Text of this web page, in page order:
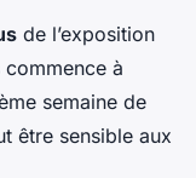
de l’exposition
à
semaine de
être sensible aux